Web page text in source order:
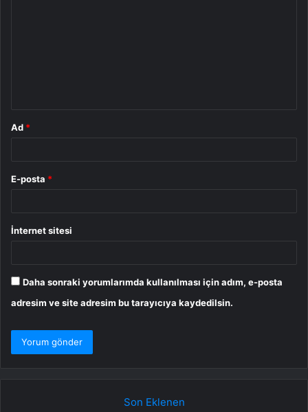
Ad *
E-posta *
İnternet sitesi
Daha sonraki yorumlarımda kullanılması için adım, e-posta
adresim ve site adresim bu tarayıcıya kaydedilsin.
Son Eklenen